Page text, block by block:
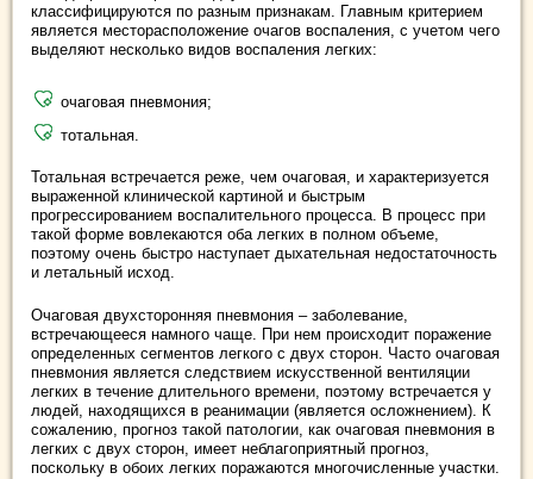
классифицируются по разным признакам. Главным критерием
является месторасположение очагов воспаления, с учетом чего
выделяют несколько видов воспаления легких:
очаговая пневмония;
тотальная.
Тотальная встречается реже, чем очаговая, и характеризуется
выраженной клинической картиной и быстрым
прогрессированием воспалительного процесса. В процесс при
такой форме вовлекаются оба легких в полном объеме,
поэтому очень быстро наступает дыхательная недостаточность
и летальный исход.
Очаговая двухсторонняя пневмония – заболевание,
встречающееся намного чаще. При нем происходит поражение
определенных сегментов легкого с двух сторон. Часто очаговая
пневмония является следствием искусственной вентиляции
легких в течение длительного времени, поэтому встречается у
людей, находящихся в реанимации (является осложнением). К
сожалению, прогноз такой патологии, как очаговая пневмония в
легких с двух сторон, имеет неблагоприятный прогноз,
поскольку в обоих легких поражаются многочисленные участки.